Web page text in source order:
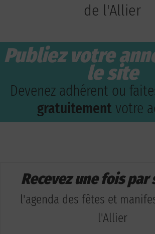
de l'Allier
Publiez votre
le site
Devenez adhérent ou
gratuitement votre
Recevez une fois par
l'agenda des fêtes et
l'Allier